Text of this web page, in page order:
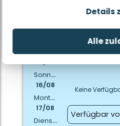
Details
Alle
6 Nächte 7
Freitag
Sonntag
16/08
Montag
17/08
Dienstag
Keine
Verfügbar